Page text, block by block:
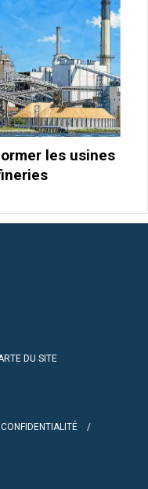
les usines
DU SITE